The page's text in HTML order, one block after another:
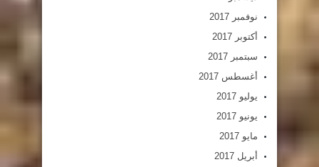
نوفمبر 2017
أكتوبر 2017
سبتمبر 2017
أغسطس 2017
يوليو 2017
يونيو 2017
مايو 2017
أبريل 2017